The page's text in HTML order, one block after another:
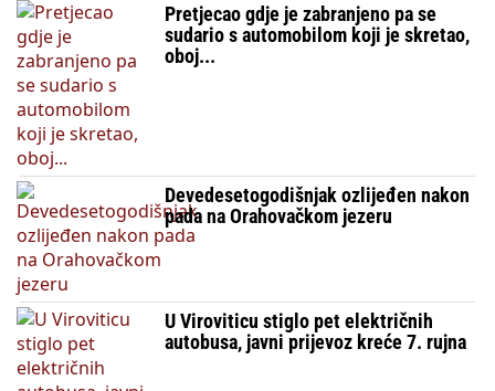
Pretjecao gdje je zabranjeno pa se
sudario s automobilom koji je skretao,
oboj...
Devedesetogodišnjak ozlijeđen nakon
pada na Orahovačkom jezeru
U Viroviticu stiglo pet električnih
autobusa, javni prijevoz kreće 7. rujna